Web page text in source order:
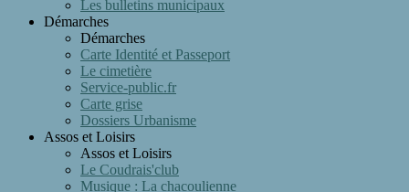
Les bulletins municipaux
Démarches
Démarches
Carte Identité et Passeport
Le cimetière
Service-public.fr
Carte grise
Dossiers Urbanisme
Assos et Loisirs
Assos et Loisirs
Le Coudrais'club
Musique : La chacoulienne